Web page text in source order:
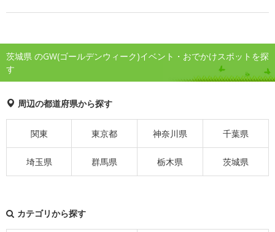
茨城県 のGW(ゴールデンウィーク)イベント・おでかけスポットを探
す
周辺の都道府県から探す
関東 東京都 神奈川県 千葉県
埼玉県 群馬県 栃木県 茨城県
カテゴリから探す